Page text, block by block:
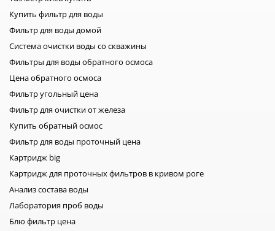
Купить фильтр для воды
Фильтр для воды домой
Система очистки воды со скважины
Фильтры для воды обратного осмоса
Цена обратного осмоса
Фильтр угольный цена
Фильтр для очистки от железа
Купить обратный осмос
Фильтр для воды проточный цена
Картридж big
Картридж для проточных фильтров в кривом роге
Анализ состава воды
Лаборатория проб воды
Блю фильтр цена